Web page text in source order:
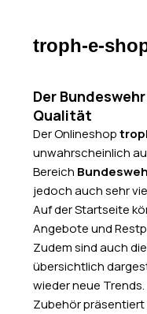
troph-e-
Der
Qualität
Der Onlineshop
unwahrscheinlich
Bereich
jedoch auch sehr
Auf der Startseite
Angebote und
Zudem sind auch
übersichtlich
wieder neue
Zubehör präsentiert